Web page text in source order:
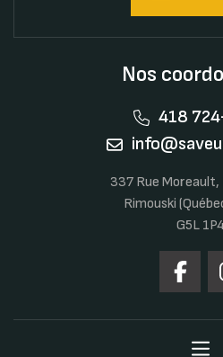
Nos
418
337 Rue Moreault,
Rimouski
G5L